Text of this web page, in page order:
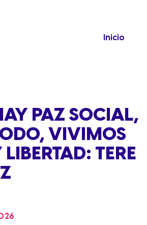
Inicio
PAZ SOCIAL,
VIVIMOS
TERE